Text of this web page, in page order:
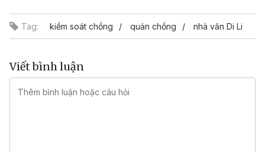
Tag: kiểm soát chồng quản chồng nhà văn Di Li
Viết bình luận